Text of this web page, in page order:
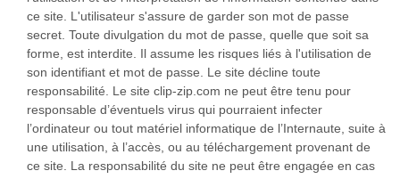
ce site. L'utilisateur s'assure de garder son mot de passe
secret. Toute divulgation du mot de passe, quelle que soit sa
forme, est interdite. Il assume les risques liés à l'utilisation de
son identifiant et mot de passe. Le site décline toute
responsabilité. Le site clip-zip.com ne peut être tenu pour
responsable d’éventuels virus qui pourraient infecter
l’ordinateur ou tout matériel informatique de l’Internaute, suite à
une utilisation, à l’accès, ou au téléchargement provenant de
ce site. La responsabilité du site ne peut être engagée en cas